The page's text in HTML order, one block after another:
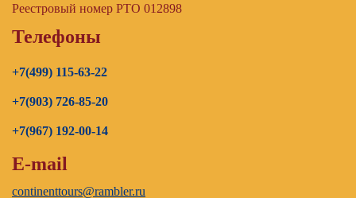
Реестровый номер РТО 012898
Телефоны
+7(499) 115-63-22
+7(903) 726-85-20
+7(967) 192-00-14
E-mail
continenttours@rambler.ru